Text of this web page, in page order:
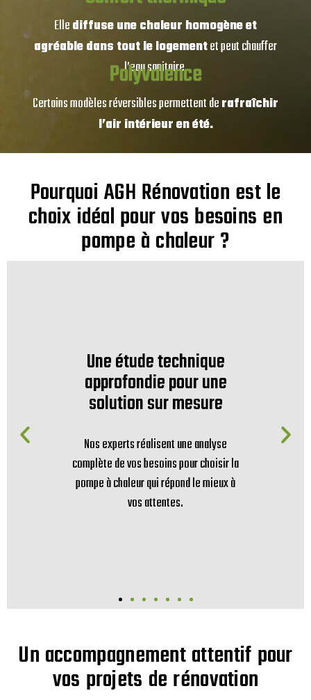
Ellediffuse une chaleur homogène et
agréable dans tout le logementet peut chauffer
l’eau sanitaire.
Polyvalence
Certains modèles réversibles permettent derafraîchir
l’air intérieur en été.
Pourquoi AGH Rénovation est le
choix idéal pour vos besoins en
pompe à chaleur ?
Une étude technique
approfondie pour une
solution sur mesure
Nos experts réalisent une analyse
complète de vos besoins pour choisir la
pompe à chaleur qui répond le mieux à
vos attentes.
Un accompagnement attentif pour
vos projets de rénovation